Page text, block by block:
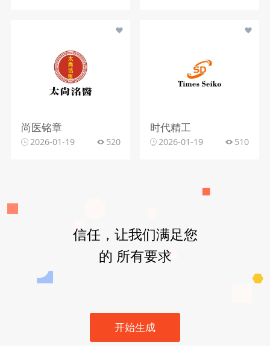
尚医铭章
2026-01-19 520
时代精工
2026-01-19 510
信任，让我们满足您
的 所有要求
开始生成